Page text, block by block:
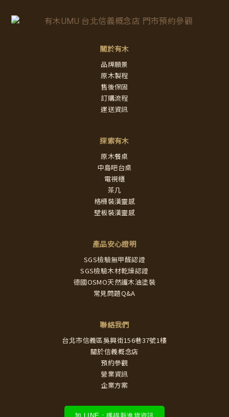
關於有木
品牌願景
原木製程
售後保固
訂購流程
運送資訊
探索有木
原木餐桌
中島吧台桌
電視櫃
茶几
格柵裝潢靈感
壁板裝潢靈感
產品安心證明
SGS檢驗無甲醛認證
SGS檢驗木材乾燥認證
德國OSMO天然護木油塗裝
常見問題Q&A
聯絡我們
台北市信義區吳興街156巷37號1樓
關於信義概念店
預約參觀
營業資訊
企業方案